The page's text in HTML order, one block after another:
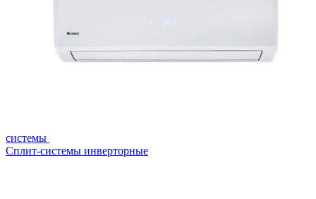
системы
Сплит-системы инверторные